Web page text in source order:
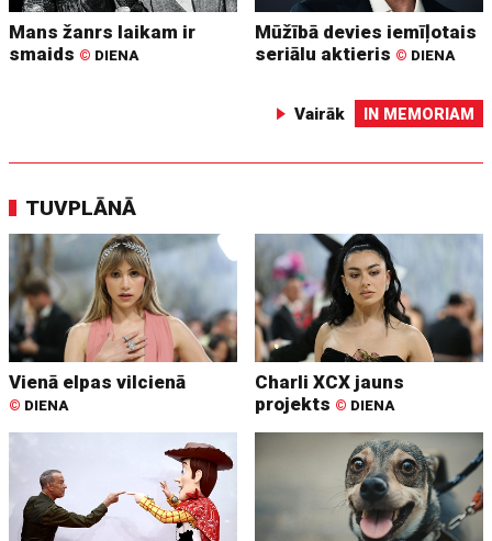
Mans žanrs laikam ir
smaids © DIENA
Mūžībā devies iemīļotais
seriālu aktieris © DIENA
Vairāk IN MEMORIAM
TUVPLĀNĀ
Vienā elpas vilcienā
© DIENA
Charli XCX jauns
projekts © DIENA